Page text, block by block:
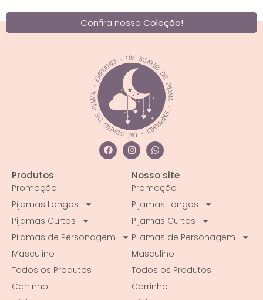
Confira nossa Coleção!
Produtos
Promoção
Pijamas Longos
Pijamas Curtos
Pijamas de Personagem
Masculino
Todos os Produtos
Carrinho
Nosso site
Promoção
Pijamas Longos
Pijamas Curtos
Pijamas de Personagem
Masculino
Todos os Produtos
Carrinho